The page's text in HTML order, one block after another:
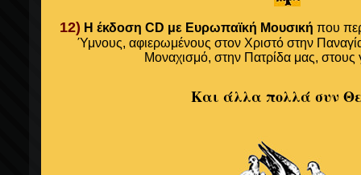
12) Η έκδοση CD με Ευρωπαϊκή Μουσική που
Ύμνους, αφιερωμένους στον Χριστό στην
Μοναχισμό, στην Πατρίδα μας, στους
Και άλλα πολλά συν